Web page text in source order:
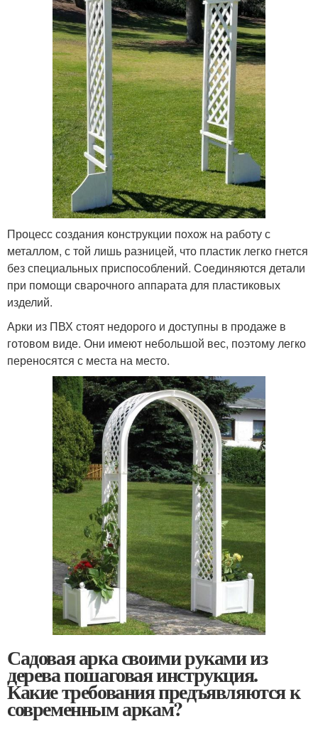
Процесс создания конструкции похож на работу с
металлом, с той лишь разницей, что пластик легко гнется
без специальных приспособлений. Соединяются детали
при помощи сварочного аппарата для пластиковых
изделий.
Арки из ПВХ стоят недорого и доступны в продаже в
готовом виде. Они имеют небольшой вес, поэтому легко
переносятся с места на место.
Садовая арка своими руками из
дерева пошаговая инструкция.
Какие требования предъявляются к
современным аркам?